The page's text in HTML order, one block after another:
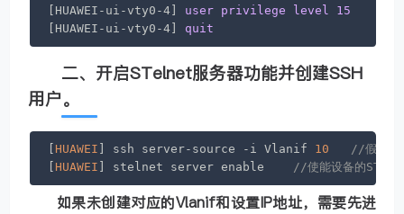
[HUAWEI-ui-vty0-4]
user privilege level 15
[HUAWEI-ui-vty0-4]
quit
二、开启STelnet服务器功能并创建SSH
用户。
HUAWEI ] ssh server-source -i Vlanif 10
//假设客
HUAWEI ] stelnet server enable //使能设备的
如果未创建对应的Vlanif和设置IP地址，需要先进